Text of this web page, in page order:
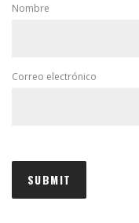
Nombre
Correo electrónico